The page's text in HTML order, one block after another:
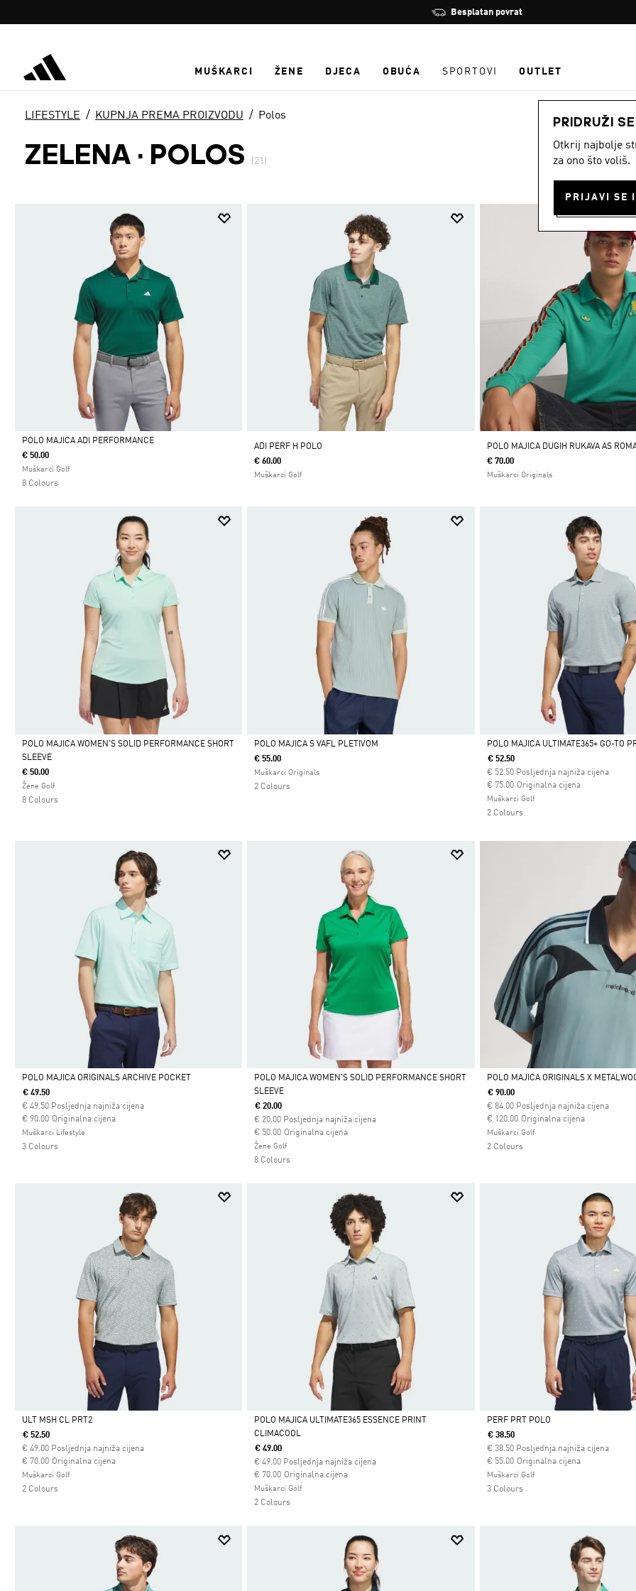
Zaustavi
rotaciju
Besplatan povrat
MUŠKARCI ŽENE DJECA OBUĆA SPORTOVI OUTLET
PRIDRUŽI
Otkrij najbolje
za ono što voliš.
LIFESTYLE KUPNJA PREMA PROIZVODU Polos
ZELENA · POLOS (21)
Da
POLO MAJICA ADI PERFORMANCE
€ 50.00
Muškarci Golf
8 Colours
ADI PERF H POLO
€ 60.00
Muškarci Golf
POLO MAJICA DUGIH RUKAVA AS
€ 70.00
Muškarci Originals
Da
POLO MAJICA WOMEN'S SOLID PERFORMANCE SHORT
SLEEVE
€ 50.00
Žene Golf
8 Colours
Da
POLO MAJICA S VAFL PLETIVOM
€ 55.00
Muškarci Originals
2 Colours
Da
POLO MAJICA ULTIMATE365+ GO-TO
€ 52.50
€ 52.50 Posljednja najniža cijena
Originalna cijena
Cijena umanjena od
€ 75.00za
Muškarci Golf
2 Colours
Da
POLO MAJICA ORIGINALS ARCHIVE POCKET
€ 49.50
€ 49.50 Posljednja najniža cijena
Originalna cijena
Cijena umanjena od
€ 90.00za
Muškarci Lifestyle
3 Colours
Da
POLO MAJICA WOMEN'S SOLID PERFORMANCE SHORT
SLEEVE
€ 20.00
€ 20.00 Posljednja najniža cijena
Originalna cijena
Cijena umanjena od
€ 50.00za
Žene Golf
8 Colours
Da
POLO MAJICA ORIGINALS X
€ 90.00
€ 84.00 Posljednja najniža cijena
Originalna cijena
Cijena umanjena od
€ 120.00za
Muškarci Golf
2 Colours
Da
ULT MSH CL PRT2
€ 52.50
€ 49.00 Posljednja najniža cijena
Originalna cijena
Cijena umanjena od
€ 70.00za
Muškarci Golf
2 Colours
Da
POLO MAJICA ULTIMATE365 ESSENCE PRINT
CLIMACOOL
€ 49.00
€ 49.00 Posljednja najniža cijena
Originalna cijena
Cijena umanjena od
€ 70.00za
Muškarci Golf
2 Colours
Da
PERF PRT POLO
€ 38.50
€ 38.50 Posljednja najniža cijena
Originalna cijena
Cijena umanjena od
€ 55.00za
Muškarci Golf
3 Colours